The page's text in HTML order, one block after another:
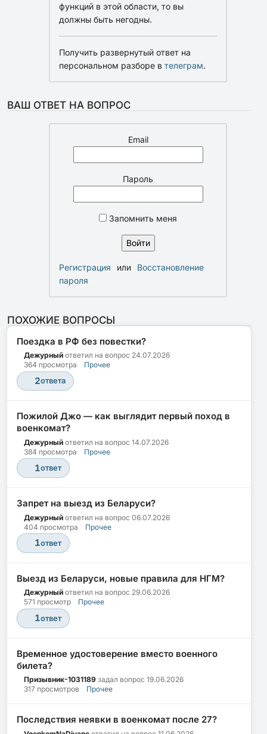
функций в этой области, то вы
должны быть негодны.
Получить развернутый ответ на
персональном разборе в телеграм.
ВАШ ОТВЕТ НА ВОПРОС
Email
Пароль
Запомнить меня
Регистрация или
Восстановление
пароля
ПОХОЖИЕ ВОПРОСЫ
Поездка в РФ без повестки?
Дежурный ответил на вопрос 24.07.2026
364 просмотра
Прочее
2ответа
Пожилой Джо — как выглядит первый поход в
военкомат?
Дежурный ответил на вопрос 14.07.2026
384 просмотра
Прочее
1ответ
Запрет на выезд из Беларуси?
Дежурный ответил на вопрос 06.07.2026
404 просмотра
Прочее
1ответ
Выезд из Беларуси, новые правила для НГМ?
Дежурный ответил на вопрос 29.06.2026
571 просмотр
Прочее
1ответ
Временное удостоверение вместо военного
билета?
Призывник-1031189 задал вопрос 19.06.2026
317 просмотров
Прочее
Последствия неявки в военкомат после 27?